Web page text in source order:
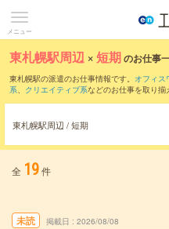
メニュー
東札幌駅周辺 ×短期のお仕事
東札幌駅の派遣のお仕事情報です。 オフィス
系、 クリエイティブ系などのお仕事を取り揃
東札幌駅周辺 / 短期
全 19件
未読 掲載日 2026/08/08